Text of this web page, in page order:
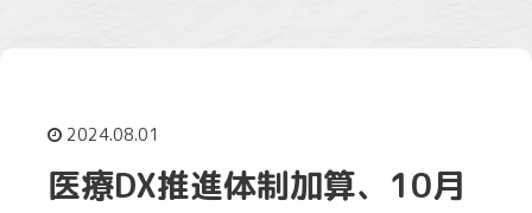
2024.08.01
医療DX推進体制加算、10月